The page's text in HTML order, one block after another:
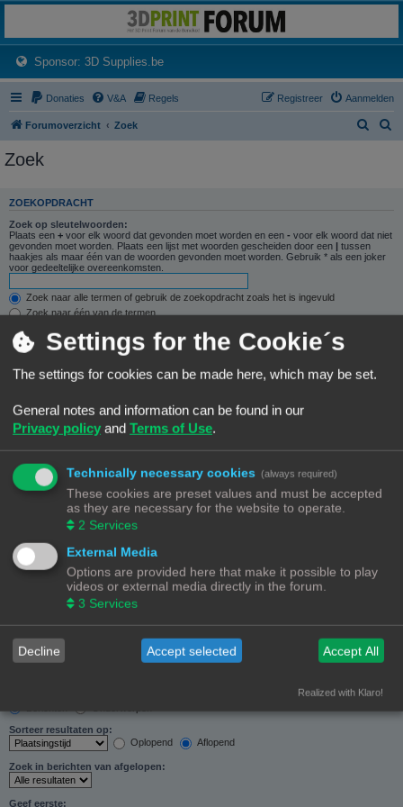
Het 3D print forum van de Benelux na de sluiting van 3dprintforum.nl
Sponsor: 3D Supplies.be(Opens a new tab)
Donaties V&A Regels Aanmelden
Registreer
Forumoverzicht Zoek
Zoek
ZOEKOPDRACHT
Zoek op sleutelwoorden:
Plaats een + voor elk woord dat gevonden moet worden en een - voor elk woord dat niet
gevonden moet worden. Plaats een lijst met woorden gescheiden door een
tussen
haakjes als maar één van de woorden gevonden moet worden. Gebruik * als een joker
voor gedeeltelijke overeenkomsten.
Zoek naar alle termen of gebruik de zoekopdracht zoals het is ingevuld
Zoek naar één van de termen
Zoek naar auteur:
Gebruik * als een joker voor gedeeltelijke overeenkomsten.
Zoeken in forums:
Selecteer het forum of de forums die je wil doorzoeken. Subforums worden automatisch
doorzocht als je “Doorzoek subforums“ hieronder niet uitschakelt.
Doorzoek subforums:
Nee
Alleen berichtonderwerpen en tekst
Alleen tekst
Alleen onderwerptitels
Alleen eerste bericht van onderwerp
Sorteer resultaten op:
Oplopend
Aflopend
Zoek in berichten van afgelopen:
Geef eerste:
Settings for the Cookie´s
The settings for cookies can be made here, which may be set.
General notes and information can be found in our
Privacy policy and Terms of Use.
Technically necessary cookies (always required)
These cookies are preset values and must be accepted
as they are necessary for the website to operate.
2 Services
External Media
Options are provided here that make it possible to play
videos or external media directly in the forum.
3 Services
Decline Accept selected Accept All
Realized with Klaro!